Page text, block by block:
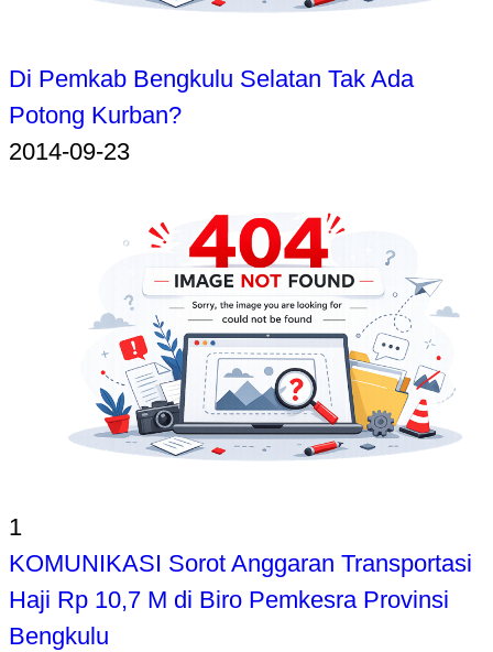
Di Pemkab Bengkulu Selatan Tak Ada
Potong Kurban?
2014-09-23
1
KOMUNIKASI Sorot Anggaran Transportasi
Haji Rp 10,7 M di Biro Pemkesra Provinsi
Bengkulu